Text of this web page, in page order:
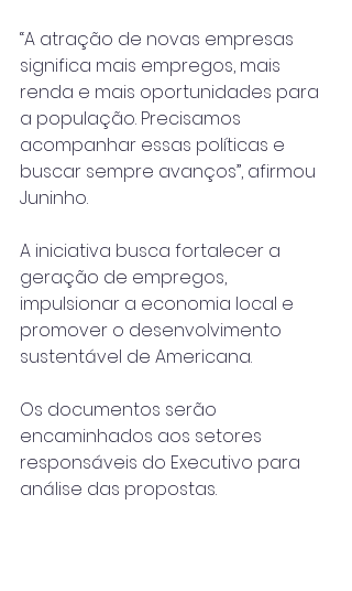
“A atração de novas empresas
significa mais empregos, mais
renda e mais oportunidades para
a população. Precisamos
acompanhar essas políticas e
buscar sempre avanços”, afirmou
Juninho.
A iniciativa busca fortalecer a
geração de empregos,
impulsionar a economia local e
promover o desenvolvimento
sustentável de Americana.
Os documentos serão
encaminhados aos setores
responsáveis do Executivo para
análise das propostas.